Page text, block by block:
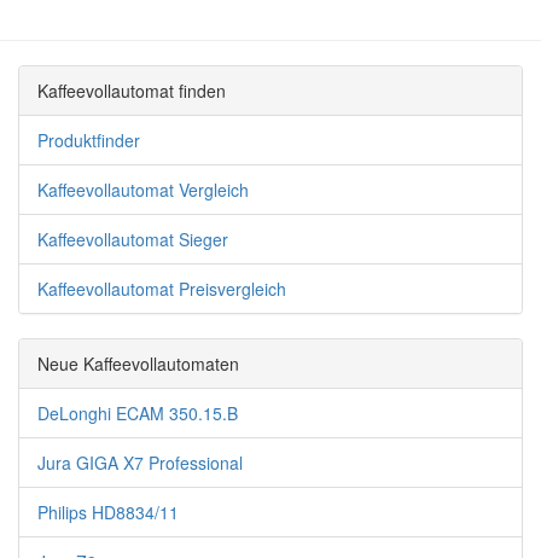
Kaffeevollautomat finden
Produktfinder
Kaffeevollautomat Vergleich
Kaffeevollautomat Sieger
Kaffeevollautomat Preisvergleich
Neue Kaffeevollautomaten
DeLonghi ECAM 350.15.B
Jura GIGA X7 Professional
Philips HD8834/11